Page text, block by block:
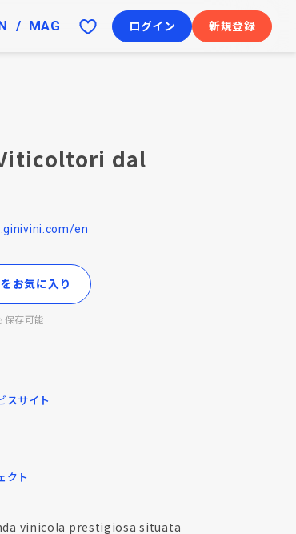
MAG ログイン 新規登録
dal
en
お気に入り
保存可能
スサイト
クト
vinicola prestigiosa situata